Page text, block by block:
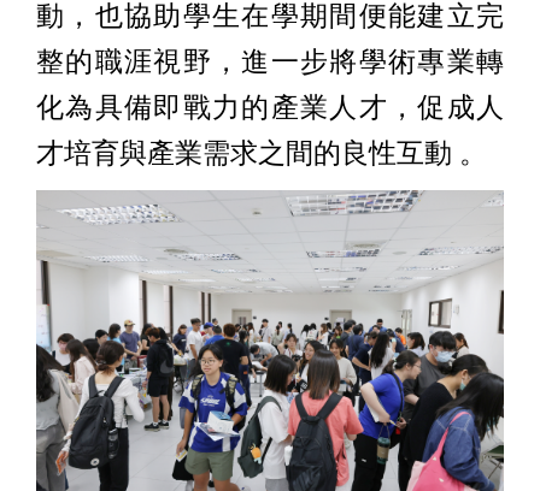
動，也協助學生在學期間便能建立完
整的職涯視野，進一步將學術專業轉
化為具備即戰力的產業人才，促成人
才培育與產業需求之間的良性互動 。